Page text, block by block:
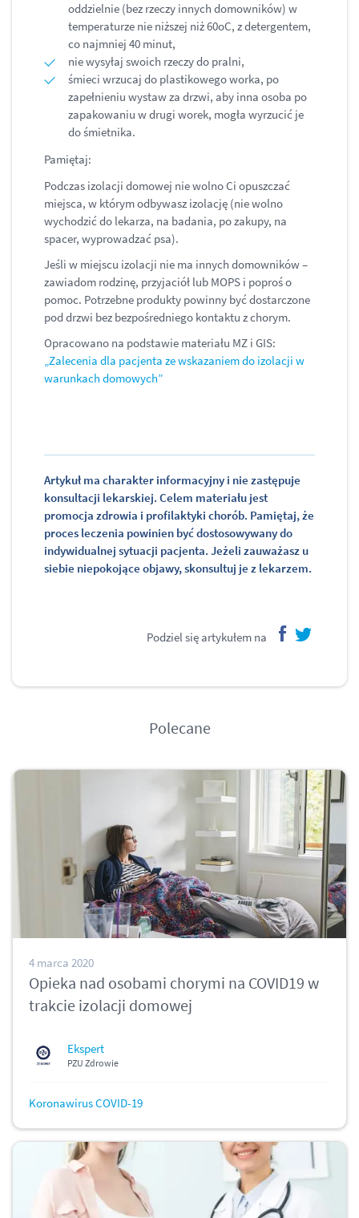
oddzielnie (bez rzeczy innych domowników) w
temperaturze nie niższej niż 60oC, z detergentem,
co najmniej 40 minut,
nie wysyłaj swoich rzeczy do pralni,
śmieci wrzucaj do plastikowego worka, po
zapełnieniu wystaw za drzwi, aby inna osoba po
zapakowaniu w drugi worek, mogła wyrzucić je
do śmietnika.
Pamiętaj:
Podczas izolacji domowej nie wolno Ci opuszczać
miejsca, w którym odbywasz izolację (nie wolno
wychodzić do lekarza, na badania, po zakupy, na
spacer, wyprowadzać psa).
Jeśli w miejscu izolacji nie ma innych domowników –
zawiadom rodzinę, przyjaciół lub MOPS i poproś o
pomoc. Potrzebne produkty powinny być dostarczone
pod drzwi bez bezpośredniego kontaktu z chorym.
Opracowano na podstawie materiału MZ i GIS:
„Zalecenia dla pacjenta ze wskazaniem do izolacji w
warunkach domowych”
Artykuł ma charakter informacyjny i nie zastępuje
konsultacji lekarskiej. Celem materiału jest
promocja zdrowia i profilaktyki chorób. Pamiętaj, że
proces leczenia powinien być dostosowywany do
indywidualnej sytuacji pacjenta. Jeżeli zauważasz u
siebie niepokojące objawy, skonsultuj je z lekarzem.
Podziel się artykułem na
Polecane
4 marca 2020
Opieka nad osobami chorymi na COVID19 w
trakcie izolacji domowej
Ekspert
PZU Zdrowie
Koronawirus COVID-19